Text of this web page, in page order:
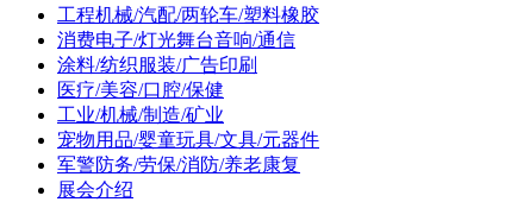
工程机械/汽配/两轮车/塑料橡胶
消费电子/灯光舞台音响/通信
涂料/纺织服装/广告印刷
医疗/美容/口腔/保健
工业/机械/制造/矿业
宠物用品/婴童玩具/文具/元器件
军警防务/劳保/消防/养老康复
展会介绍